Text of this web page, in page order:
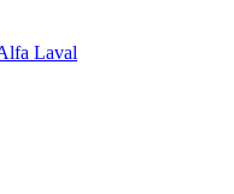
Laval